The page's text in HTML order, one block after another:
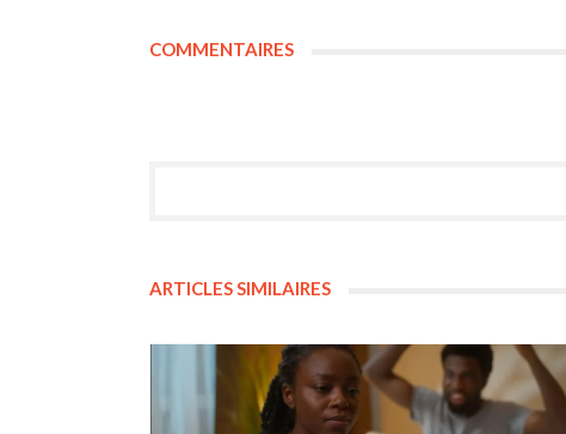
COMMENTAIRES
ARTICLES SIMILAIRES